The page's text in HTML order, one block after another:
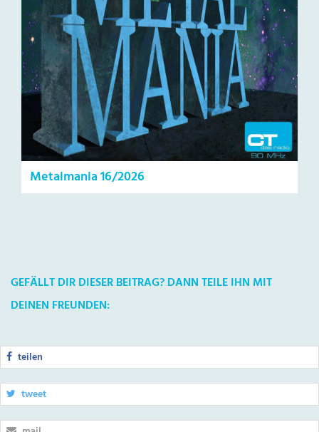
Metalmania 16/2026
GEFÄLLT DIR DIESER BEITRAG? DANN TEILE IHN MIT
DEINEN FREUNDEN:
teilen
tweet